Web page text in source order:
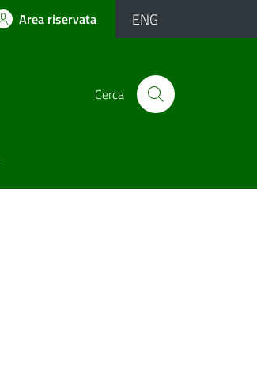
Area riservata ENG
Cerca